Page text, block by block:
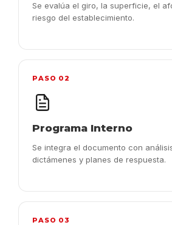
Se evalúa el giro, la superficie, el
riesgo del establecimiento.
PASO 02
Programa Interno
Se integra el documento con
dictámenes y planes de respuesta.
PASO 03